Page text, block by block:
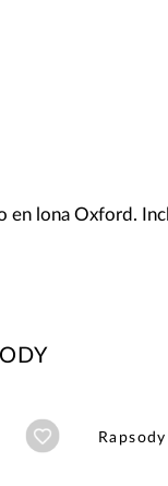
en lona Oxford.
Añadir a wishlist